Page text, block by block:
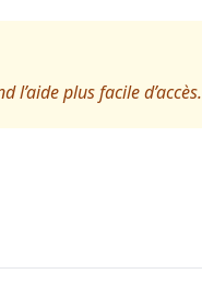
plus facile d’accès.